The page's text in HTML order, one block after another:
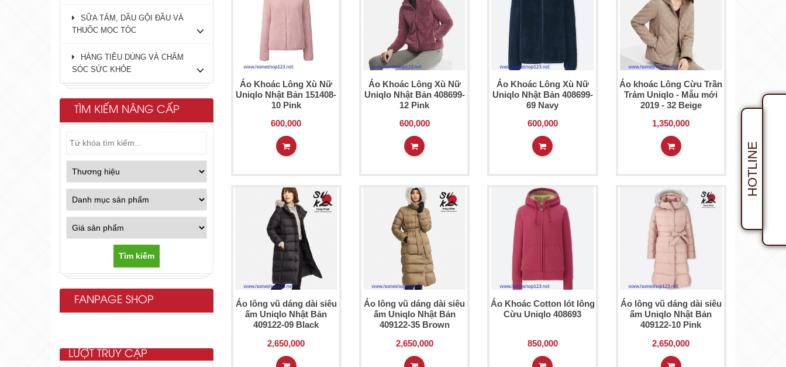
SỮA TẮM, DẦU GỘI ĐẦU VÀ
THUỐC MỌC TÓC
HÀNG TIÊU DÙNG VÀ CHĂM
SÓC SỨC KHỎE
TÌM KIẾM NÂNG CẤP
Tìm kiếm
FANPAGE SHOP
LƯỢT TRUY CẬP
Áo Khoác Lông Xù Nữ
Uniqlo Nhật Bản 151408-
10 Pink
600,000
Áo Khoác Lông Xù Nữ
Uniqlo Nhật Bản 408699-
12 Pink
600,000
Áo Khoác Lông Xù Nữ
Uniqlo Nhật Bản 408699-
69 Navy
600,000
Áo khoác Lông Cừu Trần
Trám Uniqlo - Mẫu mới
2019 - 32 Beige
1,350,000
Áo lông vũ dáng dài siêu
ấm Uniqlo Nhật Bản
409122-09 Black
2,650,000
Áo lông vũ dáng dài siêu
ấm Uniqlo Nhật Bản
409122-35 Brown
2,650,000
Áo Khoác Cotton lót lông
Cừu Uniqlo 408693
850,000
Áo lông vũ dáng dài siêu
ấm Uniqlo Nhật Bản
409122-10 Pink
2,650,000
HOTLINE